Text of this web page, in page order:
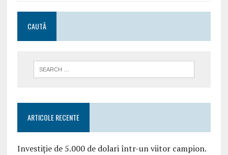
CAUTĂ
ARTICOLE RECENTE
Investiție de 5.000 de dolari într-un viitor campion.